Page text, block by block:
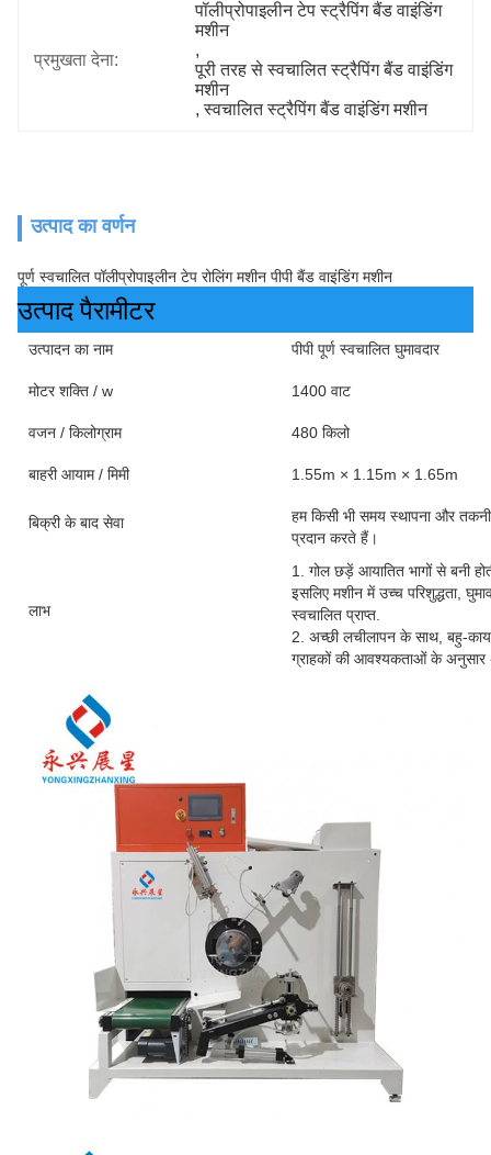
प्रमुखता देना:
पॉलीप्रोपाइलीन टेप स्ट्रैपिंग बैंड वाइंडिंग
मशीन
,
पूरी तरह से स्वचालित स्ट्रैपिंग बैंड वाइंडिंग
मशीन
, स्वचालित स्ट्रैपिंग बैंड वाइंडिंग मशीन
उत्पाद का वर्णन
पूर्ण स्वचालित पॉलीप्रोपाइलीन टेप रोलिंग मशीन पीपी बैंड वाइंडिंग मशीन
उत्पाद पैरामीटर
उत्पादन का नाम पीपी पूर्ण स्वचालित घुमावदार
मोटर शक्ति / w 1400 वाट
वजन / किलोग्राम 480 किलो
बाहरी आयाम / मिमी 1.55m × 1.15m × 1.65m
बिक्री के बाद सेवा
हम किसी भी समय स्थापना और
प्रदान करते हैं।
लाभ
1. गोल छड़ें आयातित भागों से बनी
इसलिए मशीन में उच्च परिशुद्धता,
स्वचालित प्राप्त.
2. अच्छी लचीलापन के साथ, बहु-
ग्राहकों की आवश्यकताओं के